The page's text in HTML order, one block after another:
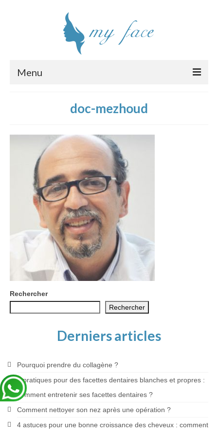
Menu
Chirurgiens
Tarifs
Devis
doc-mezhoud
Rechercher
Rechercher
Derniers articles
Pourquoi prendre du collagène ?
5 pratiques pour des facettes dentaires blanches et propres :
comment entretenir ses facettes dentaires ?
Comment nettoyer son nez après une opération ?
4 astuces pour une bonne croissance des cheveux : comment